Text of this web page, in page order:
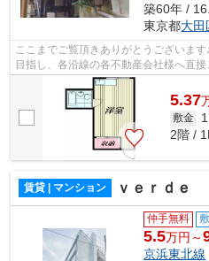
築60年 /
東京都大田
ここまでご覧頂きありがとうございま
目指し、各沿線の各不動産会社様へ直
様へ提供しております！最新の情報は...
5.37
敷金
2階 /
賃貸 | マンション ｖｅｒｄｅ
仲手無料
5.5万円～
京浜東北線